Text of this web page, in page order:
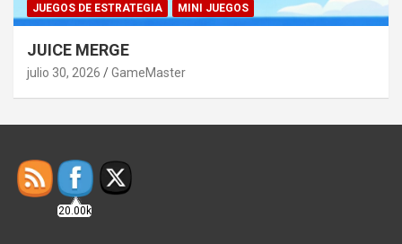
JUEGOS DE ESTRATEGIA MINI JUEGOS
JUICE MERGE
julio 30, 2026 GameMaster
20.00k